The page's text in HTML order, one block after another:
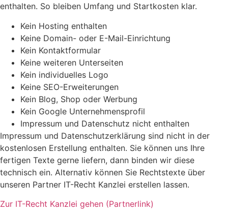
enthalten. So bleiben Umfang und Startkosten klar.
Kein Hosting enthalten
Keine Domain- oder E-Mail-Einrichtung
Kein Kontaktformular
Keine weiteren Unterseiten
Kein individuelles Logo
Keine SEO-Erweiterungen
Kein Blog, Shop oder Werbung
Kein Google Unternehmensprofil
Impressum und Datenschutz nicht enthalten
Impressum und Datenschutzerklärung sind nicht in der
kostenlosen Erstellung enthalten. Sie können uns Ihre
fertigen Texte gerne liefern, dann binden wir diese
technisch ein. Alternativ können Sie Rechtstexte über
unseren Partner IT-Recht Kanzlei erstellen lassen.
Zur IT-Recht Kanzlei gehen (Partnerlink)